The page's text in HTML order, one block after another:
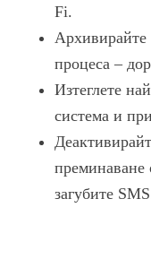
Fi.
Архивирайте
процеса –
Изтеглете
система и
преминаване
загубите